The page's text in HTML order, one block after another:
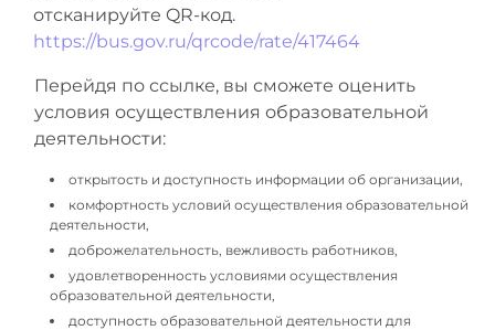
отсканируйте QR-код.
https://bus.gov.ru/qrcode/rate/417464
Перейдя по ссылке, вы сможете оценить
условия осуществления образовательной
деятельности:
открытость и доступность информации об организации,
комфортность условий осуществления образовательной
деятельности,
доброжелательность, вежливость работников,
удовлетворенность условиями осуществления
образовательной деятельности,
доступность образовательной деятельности для